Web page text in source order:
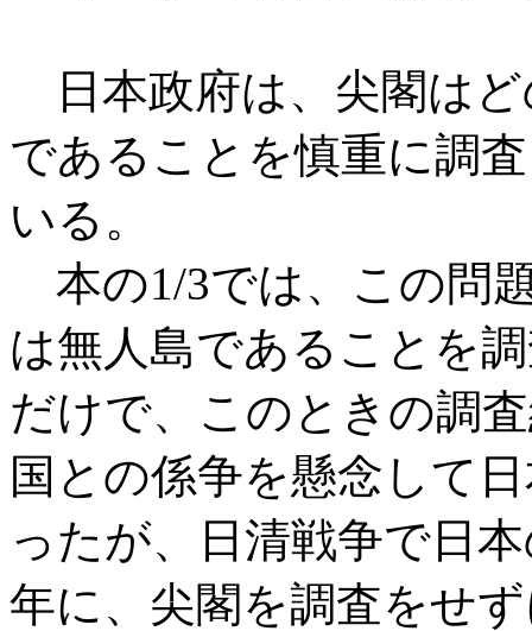
日本政府は、尖閣は
であることを慎重に調
いる。
本の1/3では、この問
は無人島であることを
だけで、このときの調
国との係争を懸念して
ったが、日清戦争で日
年に、尖閣を調査をせ